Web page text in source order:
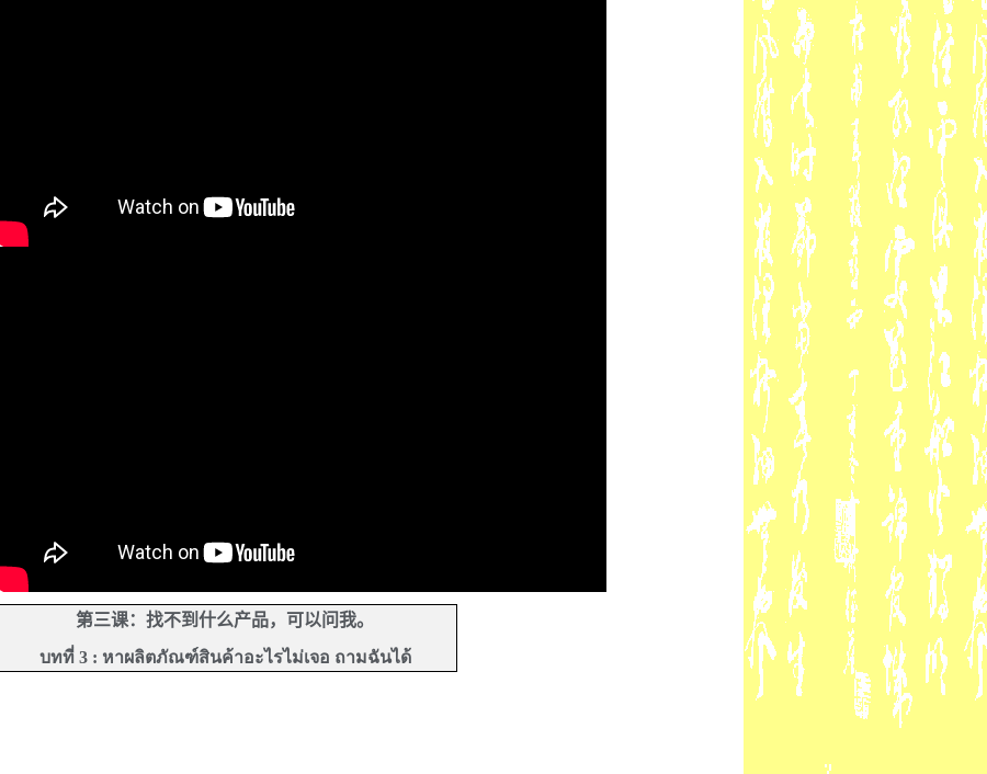
第三课：找不到什么产品，可以问我。
บทที่ 3 : หาผลิตภัณฑ์สินค้าอะไรไม่เจอ ถามฉันได้